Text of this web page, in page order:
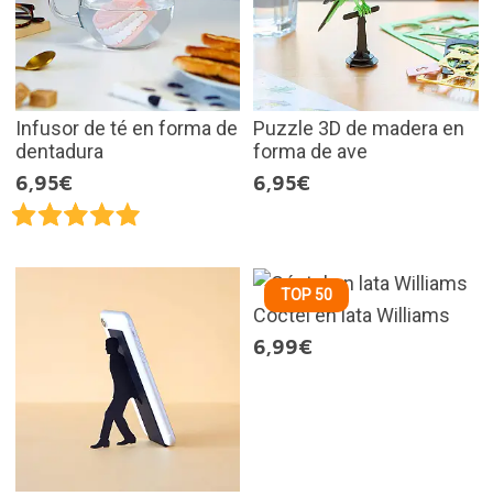
Infusor de té en forma de
dentadura
6,95€
Puzzle 3D de madera en
forma de ave
6,95€
TOP 50
Cóctel en lata Williams
6,99€